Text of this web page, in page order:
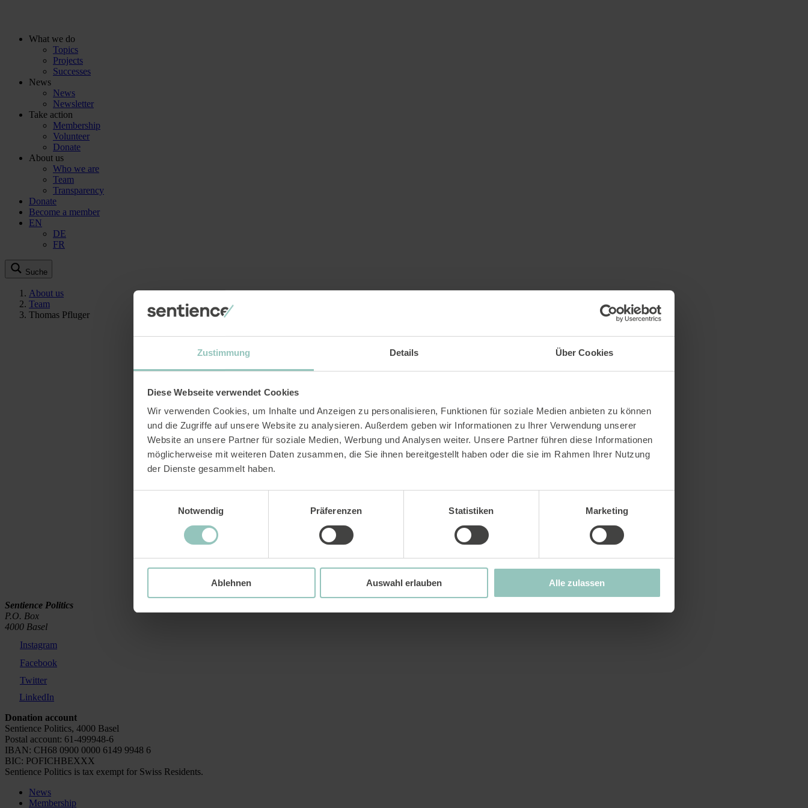
Zustimmung Details Über Cookies
Diese Webseite verwendet Cookies
Wir verwenden Cookies, um Inhalte und Anzeigen zu personalisieren, Funktionen für soziale Medien anbieten zu können
und die Zugriffe auf unsere Website zu analysieren. Außerdem geben wir Informationen zu Ihrer Verwendung unserer
Website an unsere Partner für soziale Medien, Werbung und Analysen weiter. Unsere Partner führen diese Informationen
möglicherweise mit weiteren Daten zusammen, die Sie ihnen bereitgestellt haben oder die sie im Rahmen Ihrer Nutzung
der Dienste gesammelt haben.
Notwendig
Präferenzen Statistiken Marketing
Ablehnen Auswahl erlauben Alle zulassen
What we do
Topics
Projects
Successes
News
News
Newsletter
Take action
Membership
Volunteer
Donate
About us
Who we are
Team
Transparency
Donate
Become a member
EN
DE
FR
Suche
About us
Team
Thomas Pfluger
Sentience Politics
P.O. Box
4000 Basel
Instagram
Facebook
Twitter
LinkedIn
Donation account
Sentience Politics, 4000 Basel
Postal account: 61-499948-6
IBAN: CH68 0900 0000 6149 9948 6
BIC: POFICHBEXXX
Sentience Politics is tax exempt for Swiss Residents.
News
Membership